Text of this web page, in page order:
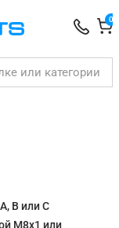
0
B или C
M8x1 или